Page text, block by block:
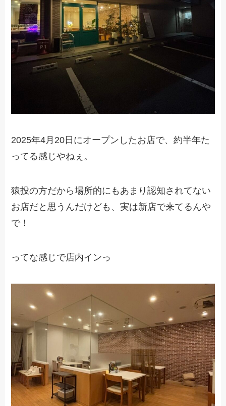
2025年4月20日にオープンしたお店で、約半年た
ってる感じやねぇ。
猿投の方だから場所的にもあまり認知されてない
お店だと思うんだけども、実は新店で来てるんや
で！
ってな感じで店内インっ